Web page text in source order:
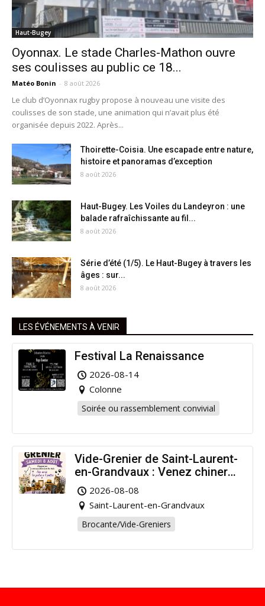
Haut-Bugey
Oyonnax. Le stade Charles-Mathon ouvre
ses coulisses au public ce 18...
Matéo Bonin - 8 août 2026
Le club d’Oyonnax rugby propose à nouveau une visite des
coulisses de son stade, une animation qui n’avait plus été
organisée depuis 2022. Après...
Thoirette-Coisia. Une escapade entre nature,
histoire et panoramas d’exception
8 août 2026
Haut-Bugey. Les Voiles du Landeyron : une
balade rafraîchissante au fil...
8 août 2026
Série d’été (1/5). Le Haut-Bugey à travers les
âges : sur...
8 août 2026
LES ÉVÉNEMENTS À VENIR
Festival La Renaissance
2026-08-14
Colonne
Soirée ou rassemblement convivial
Vide-Grenier de Saint-Laurent-
en-Grandvaux : Venez chiner
pour la bonne cause !
2026-08-08
Saint-Laurent-en-Grandvaux
Brocante/Vide-Greniers